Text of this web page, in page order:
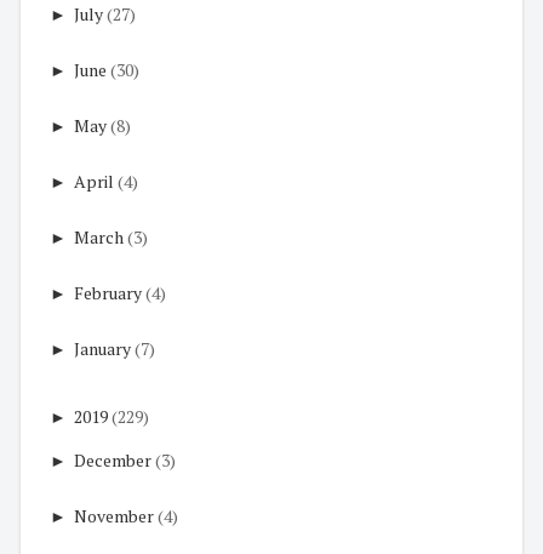
► July(27)
► June (30)
► May(8)
► April (4)
► March (3)
► February(4)
► January(7)
► 2019(229)
► December(3)
► November(4)